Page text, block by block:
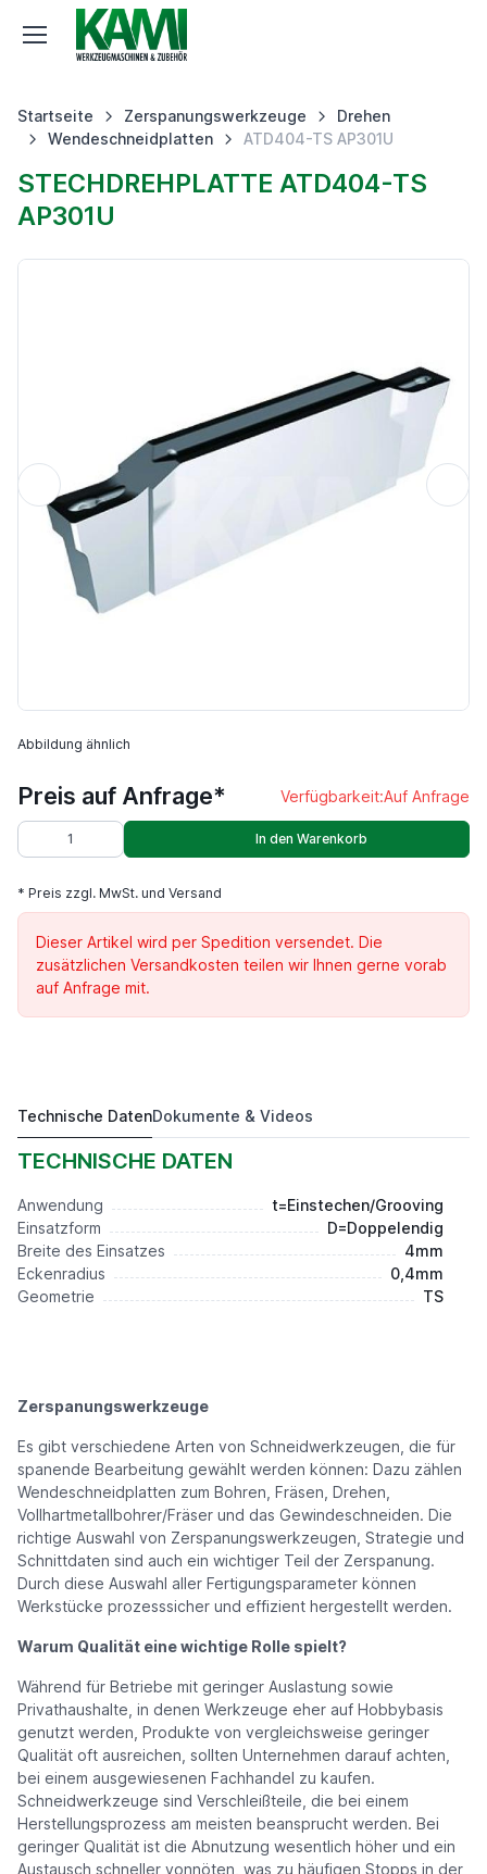
Startseite Zerspanungswerkzeuge
Drehen
Wendeschneidplatten
ATD404-TS AP301U
STECHDREHPLATTE ATD404-TS
AP301U
Abbildung ähnlich
Preis auf Anfrage* Verfügbarkeit:Auf Anfrage
In den Warenkorb
* Preis zzgl. MwSt. und Versand
Dieser Artikel wird per Spedition versendet. Die
zusätzlichen Versandkosten teilen wir Ihnen gerne vorab
auf Anfrage mit.
ATD404-TS AP301U
Preis auf Anfrage*
Technische DatenDokumente & Videos
TECHNISCHE DATEN
Anwendung
t=Einstechen/Grooving
Einsatzform
D=Doppelendig
Breite des Einsatzes
4mm
Eckenradius
0,4mm
Geometrie
TS
Zerspanungswerkzeuge
Es gibt verschiedene Arten von Schneidwerkzeugen, die für
spanende Bearbeitung gewählt werden können: Dazu zählen
Wendeschneidplatten zum Bohren, Fräsen, Drehen,
Vollhartmetallbohrer/Fräser und das Gewindeschneiden. Die
richtige Auswahl von Zerspanungswerkzeugen, Strategie und
Schnittdaten sind auch ein wichtiger Teil der Zerspanung.
Durch diese Auswahl aller Fertigungsparameter können
Werkstücke prozesssicher und effizient hergestellt werden.
Warum Qualität eine wichtige Rolle spielt?
Während für Betriebe mit geringer Auslastung sowie
Privathaushalte, in denen Werkzeuge eher auf Hobbybasis
genutzt werden, Produkte von vergleichsweise geringer
Qualität oft ausreichen, sollten Unternehmen darauf achten,
bei einem ausgewiesenen Fachhandel zu kaufen.
Schneidwerkzeuge sind Verschleißteile, die bei einem
Herstellungsprozess am meisten beansprucht werden. Bei
geringer Qualität ist die Abnutzung wesentlich höher und ein
Austausch schneller vonnöten, was zu häufigen Stopps in der